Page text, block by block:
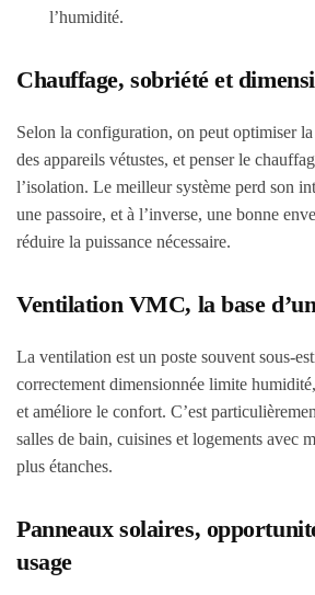
l’humidité.
Chauffage, sobriété et
Selon la configuration, on peut optimiser
des appareils vétustes, et penser le
l’isolation. Le meilleur système perd son
une passoire, et à l’inverse, une bonne
réduire la puissance nécessaire.
Ventilation VMC, la base
La ventilation est un poste souvent sous-
correctement dimensionnée limite
et améliore le confort. C’est
salles de bain, cuisines et logements avec
plus étanches.
Panneaux solaires,
usage